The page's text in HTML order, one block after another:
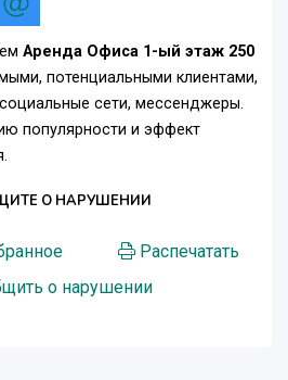
Аренда Офиса 1-ый этаж 250
потенциальными клиентами,
сети, мессенджеры.
популярности и эффект
О НАРУШЕНИИ
Распечатать
о нарушении